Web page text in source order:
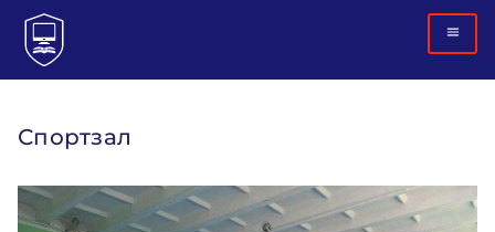
Спортзал